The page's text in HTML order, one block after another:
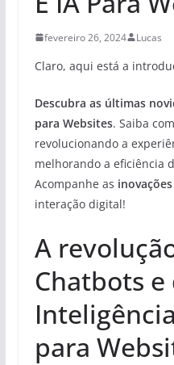
fevereiro 26, 2024 Lucas
Claro, aqui está a
Descubra as últimas
para Websites. Saiba
revolucionando a
melhorando a eficiência
Acompanhe as inovações
interação digital!
A
Chatbots e
para